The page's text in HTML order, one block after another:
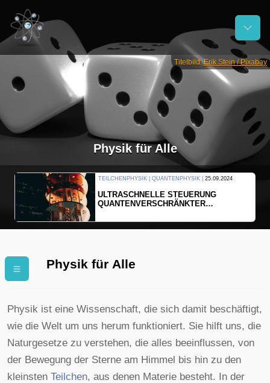
Physik für Alle
TEILCHENPHYSIK | QUANTENPHYSIK | 25.09.2024
ULTRASCHNELLE STEUERUNG
QUANTENVERSCHRÄNKTER
Titelbild:Erik Stein / Pixabay
Physik für Alle
Physik ist eine Wissenschaft, die sich damit beschäftigt,
wie die Welt um uns herum funktioniert. Sie hilft uns, die
Naturgesetze zu verstehen, die alles beeinflussen, von
der Bewegung der Sterne am Himmel bis hin zu den
kleinsten Teilchen, aus denen Materie besteht. In der